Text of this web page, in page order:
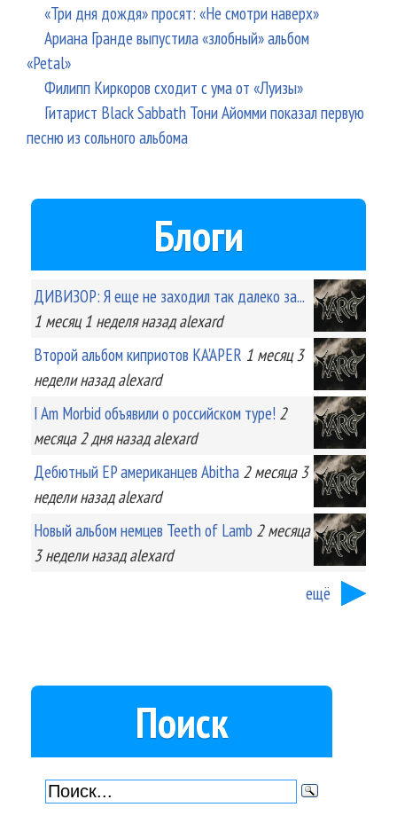
«Три дня дождя» просят: «Не смотри наверх»
Ариана Гранде выпустила «злобный» альбом
«Petal»
Филипп Киркоров сходит с ума от «Луизы»
Гитарист Black Sabbath Тони Айомми показал первую
песню из сольного альбома
Блоги
ДИВИЗОР: Я еще не заходил так далеко за...
1 месяц 1 неделяназад alexard
Второй альбом киприотов KA'APER 1 месяц 3
неделиназад alexard
I Am Morbid объявили о российском туре! 2
месяца 2 дняназад alexard
Дебютный EP американцев Abitha 2 месяца 3
неделиназад alexard
Новый альбом немцев Teeth of Lamb 2 месяца
3 неделиназад alexard
ещё
Поиск